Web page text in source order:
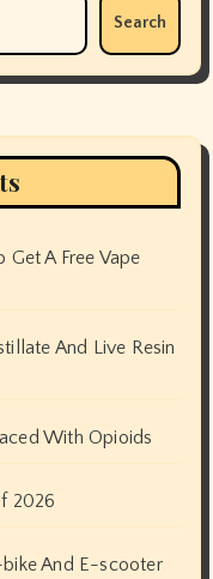
Search
A Free Vape
And Live Resin
With Opioids
2026
And E-scooter